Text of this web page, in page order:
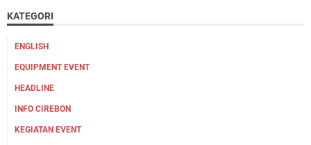
KATEGORI
ENGLISH
EQUIPMENT EVENT
HEADLINE
INFO CIREBON
KEGIATAN EVENT